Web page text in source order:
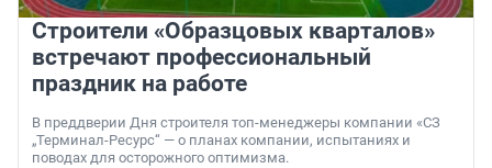
Строители «Образцовых кварталов»
встречают профессиональный
праздник на работе
В преддверии Дня строителя топ-менеджеры компании «СЗ
„Терминал-Ресурс“ — о планах компании, испытаниях и
поводах для осторожного оптимизма.